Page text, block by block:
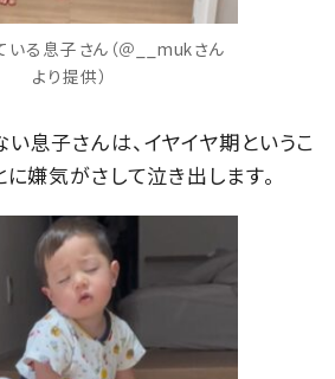
いる息子さん（＠__mukさん
より提供）
息子さんは、イヤイヤ期というこ
に嫌気がさして泣き出します。